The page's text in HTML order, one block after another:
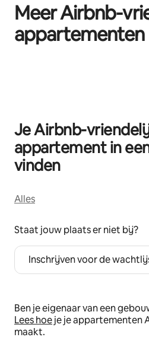
Meer Airbnb-
appartementen
Je Airbnb-
appartement in
vinden
Alles
Staat jouw plaats er niet bij?
Inschrijven voor de
Ben je eigenaar van een
Lees hoeje je appartementen
maakt.